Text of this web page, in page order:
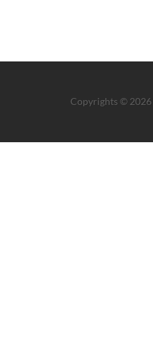
Copyrights © 2026